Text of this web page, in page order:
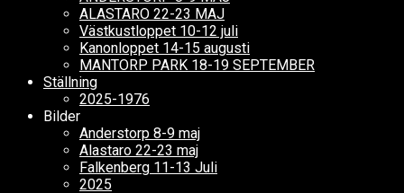
ALASTARO 22-23 MAJ
Västkustloppet 10-12 juli
Kanonloppet 14-15 augusti
MANTORP PARK 18-19 SEPTEMBER
Ställning
2025-1976
Bilder
Anderstorp 8-9 maj
Alastaro 22-23 maj
Falkenberg 11-13 Juli
2025